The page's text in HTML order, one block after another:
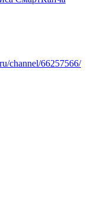
channel/66257566/